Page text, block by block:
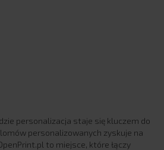
personalizacja staje się kluczem do
personalizowanych zyskuje na
to miejsce, które łączy